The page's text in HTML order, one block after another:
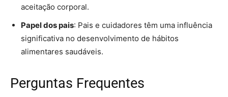
aceitação corporal.
Papel dos pais: Pais e cuidadores têm uma influência
significativa no desenvolvimento de hábitos
alimentares saudáveis.
Perguntas Frequentes